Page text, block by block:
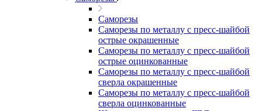
Саморезы
Саморезы по металлу с пресс-шайбой
острые окрашенные
Саморезы по металлу с пресс-шайбой
острые оцинкованные
Саморезы по металлу с пресс-шайбой
сверла окрашенные
Саморезы по металлу с пресс-шайбой
сверла оцинкованные